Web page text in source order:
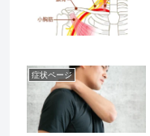
症状ページ